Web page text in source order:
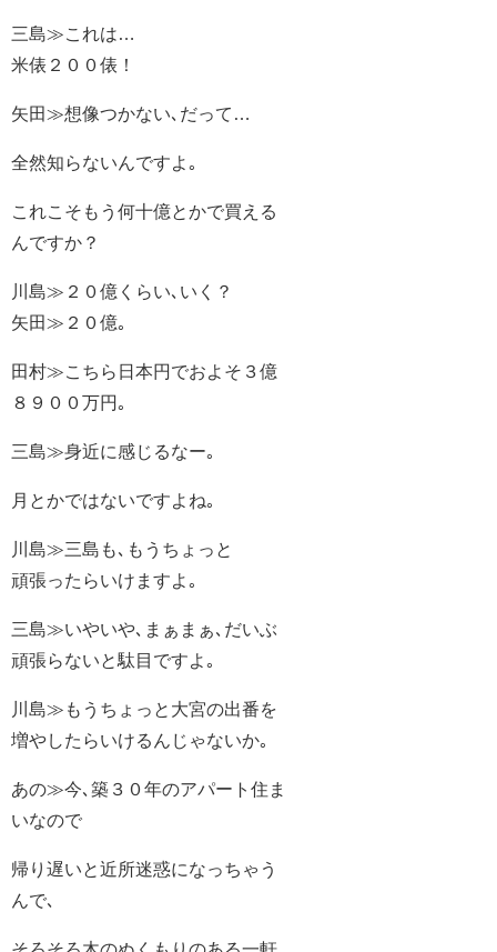
三島≫これは…
米俵２００俵！
矢田≫想像つかない､だって…
全然知らないんですよ｡
これこそもう何十億とかで買える
んですか？
川島≫２０億くらい､いく？
矢田≫２０億｡
田村≫こちら日本円でおよそ３億
８９００万円｡
三島≫身近に感じるなー｡
月とかではないですよね｡
川島≫三島も､もうちょっと
頑張ったらいけますよ｡
三島≫いやいや､まぁまぁ､だいぶ
頑張らないと駄目ですよ｡
川島≫もうちょっと大宮の出番を
増やしたらいけるんじゃないか｡
あの≫今､築３０年のアパート住ま
いなので
帰り遅いと近所迷惑になっちゃう
んで､
そろそろ木のぬくもりのある一軒